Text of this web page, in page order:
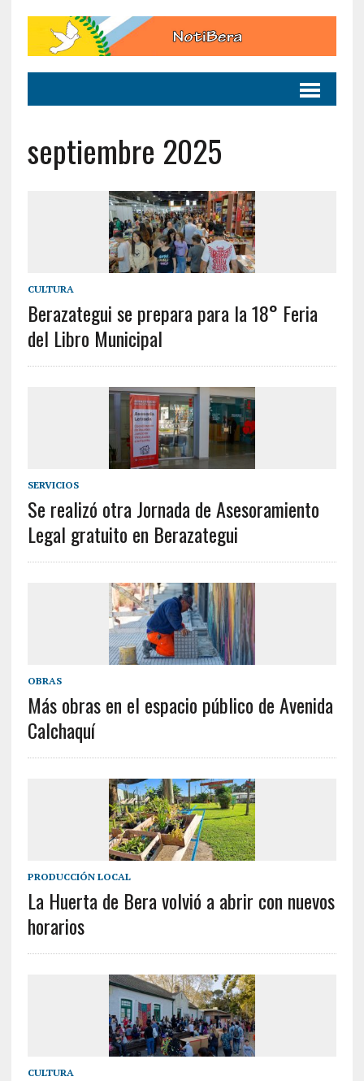
septiembre 2025
CULTURA
Berazategui se prepara para la 18° Feria
del Libro Municipal
SERVICIOS
Se realizó otra Jornada de Asesoramiento
Legal gratuito en Berazategui
OBRAS
Más obras en el espacio público de Avenida
Calchaquí
PRODUCCIÓN LOCAL
La Huerta de Bera volvió a abrir con nuevos
horarios
CULTURA